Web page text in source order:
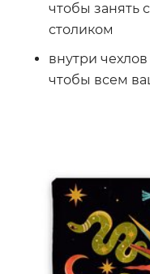
чтобы занять
столиком
внутри
чтобы всем